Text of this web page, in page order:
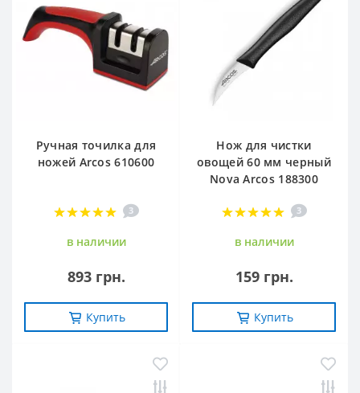
Ручная точилка для
ножей Arcos 610600
3
в наличии
893 грн.
Купить
Нож для чистки
овощей 60 мм черный
Nova Arcos 188300
3
в наличии
159 грн.
Купить